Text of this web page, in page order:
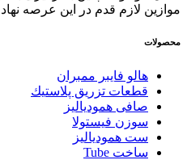
موازین لازم قدم در این عرصه
محصولات
هالو فایبر ممبران
قطعات تزريق پلاستيك
صافی همودیالیز
سوزن فیستولا
ست همودیالیز
ساخت Tube